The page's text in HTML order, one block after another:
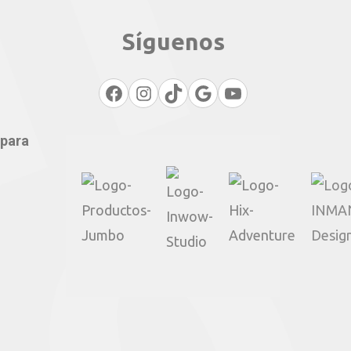
Síguenos
Facebook
Instagram
TikTok
GoogleYouTube